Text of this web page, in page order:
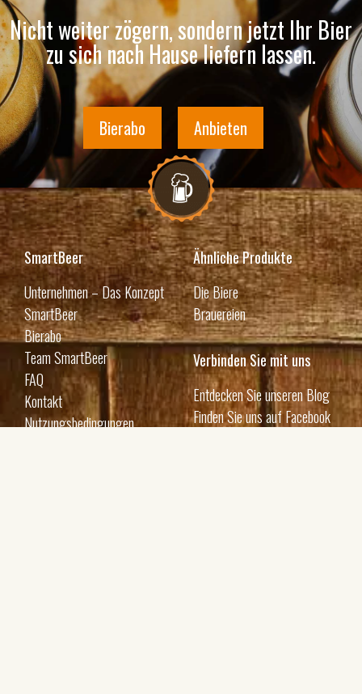
Nicht weiter zögern, sondern jetzt Ihr Bier
zu sich nach Hause liefern lassen.
Bierabo Anbieten
SmartBeer
Unternehmen – Das Konzept
SmartBeer
Bierabo
Team SmartBeer
FAQ
Kontakt
Nutzungsbedingungen
Ähnliche Produkte
Die Biere
Brauereien
Verbinden Sie mit uns
Entdecken Sie unseren Blog
Finden Sie uns auf Facebook